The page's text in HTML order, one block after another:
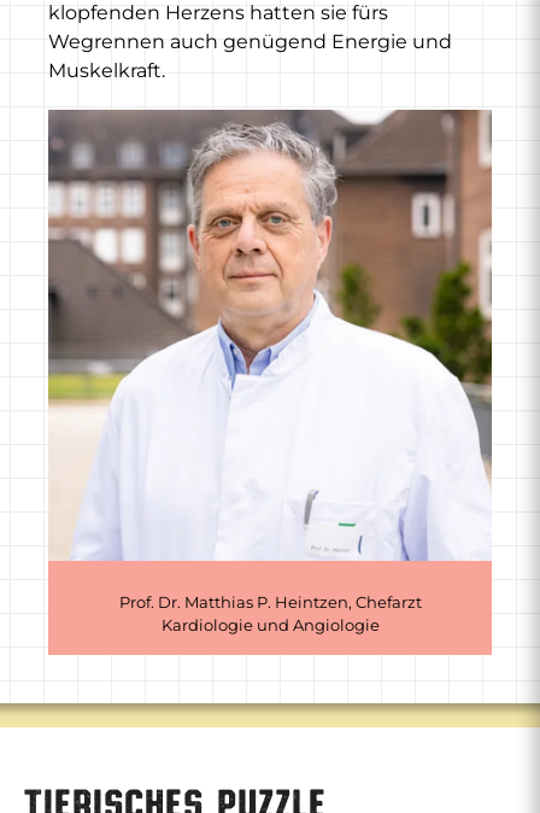
Prof. Dr. Matthias P. Heintzen, Chefarzt
Kardiologie und Angiologie
klopfenden Herzens hatten sie fürs
Wegrennen auch genügend Energie und
Muskelkraft.
Tierisches Puzzle